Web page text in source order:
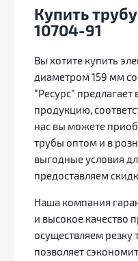
Купить
10704-91
Вы хотите купить
диаметром 159 мм
“Ресурс”
продукцию,
нас вы можете
трубы оптом и в
выгодные условия
предоставляем
Наша компания
и высокое качество
осуществляем резку
позволяет